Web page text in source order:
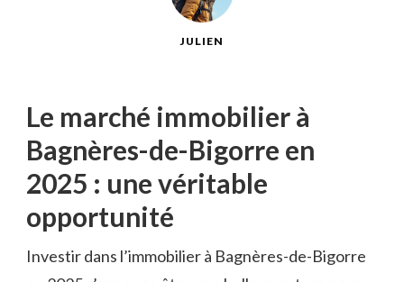
JULIEN
Le marché immobilier à
Bagnères-de-Bigorre en
2025 : une véritable
opportunité
Investir dans l’immobilier à Bagnères-de-Bigorre